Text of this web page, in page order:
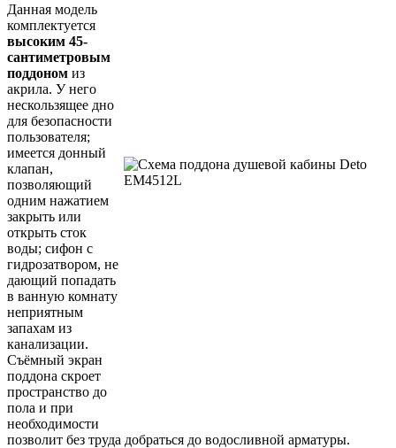
Данная модель
комплектуется
высоким 45-
сантиметровым
поддоном из
акрила. У него
нескользящее дно
для безопасности
пользователя;
имеется донный
клапан,
позволяющий
одним нажатием
закрыть или
открыть сток
воды; сифон с
гидрозатвором, не
дающий попадать
в ванную комнату
неприятным
запахам из
канализации.
Съёмный экран
поддона скроет
пространство до
пола и при
необходимости
позволит без труда добраться до водосливной арматуры.